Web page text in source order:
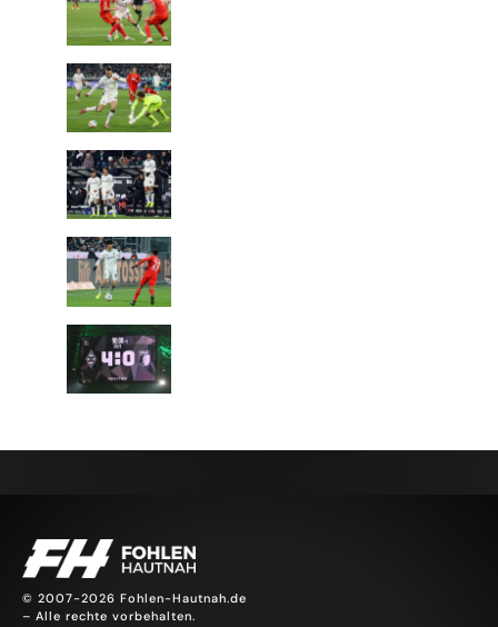
© 2007-2026 Fohlen-Hautnah.de
– Alle rechte vorbehalten.